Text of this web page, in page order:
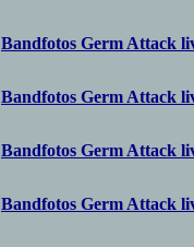
Bandfotos Germ Attack
Bandfotos Germ Attack
Bandfotos Germ Attack
Bandfotos Germ Attack